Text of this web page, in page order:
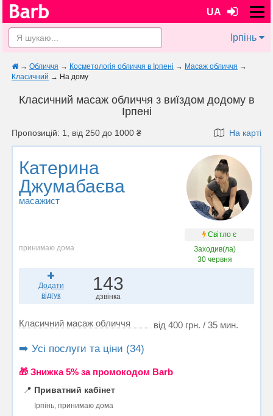
UA
Ірпінь
→ Обличчя → Косметологія обличчя в Ірпені → Масаж обличчя →
Класичний → На дому
Класичний масаж обличчя з виїздом додому в
Ірпені
Пропозицій: 1, від 250 до 1000 ₴ На карті
Катерина
Джумабаєва
масажист
Світло є
принимаю дома
Заходив(ла)
30 червня
Додати
відгук
143
дзвінка
Класичний масаж обличчя від 400 грн. / 35 мин.
➡️ Усі послуги та ціни (34)
🎁 Знижка 5% за промокодом Barb
📍 Приватний кабінет
Ірпінь, принимаю дома